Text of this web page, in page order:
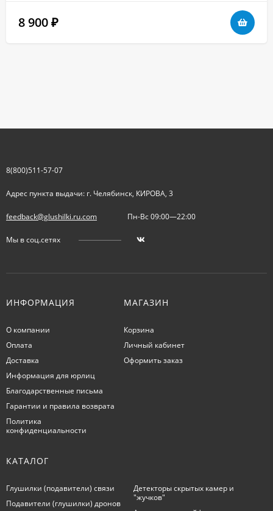
8 900 ₽
8(800)511-57-07
Адрес пункта выдачи: г. Челябинск, КИРОВА, 3
feedback@glushilki.ru.com Пн-Вс 09:00—22:00
Мы в соц.сетях
ИНФОРМАЦИЯ
О компании
Оплата
Доставка
Информация для юрлиц
Благодарственные письма
Гарантии и правила возврата
Политика
конфиденциальности
МАГАЗИН
Корзина
Личный кабинет
Оформить заказ
КАТАЛОГ
Глушилки (подавители) связи
Подавители (глушилки) дронов
Детекторы скрытых камер и
"жучков"